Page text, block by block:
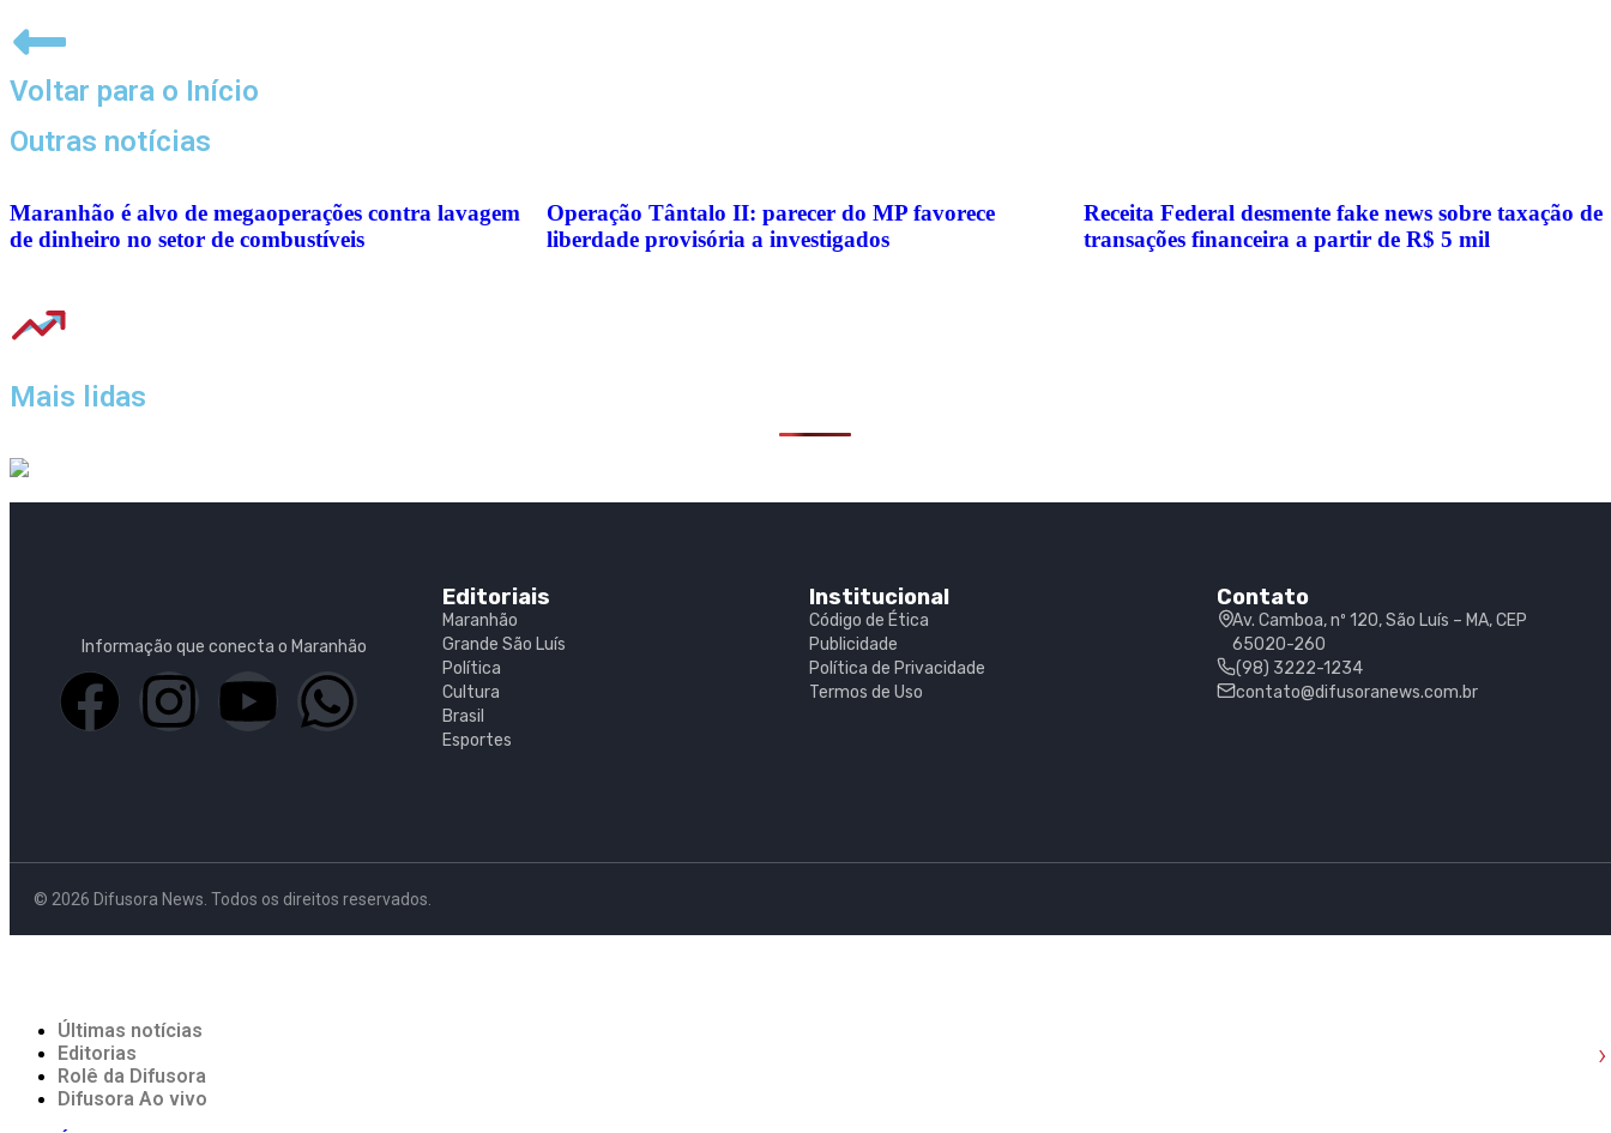
Voltar para o Início
Outras notícias
Maranhão é alvo de megaoperações contra lavagem
de dinheiro no setor de combustíveis
Operação Tântalo II: parecer do MP favorece
liberdade provisória a investigados
Receita Federal desmente fake news sobre taxação de
transações financeira a partir de R$ 5 mil
Mais lidas
Informação que conecta o Maranhão
Editoriais
Maranhão
Grande São Luís
Política
Cultura
Brasil
Esportes
Institucional
Código de Ética
Publicidade
Política de Privacidade
Termos de Uso
Contato
Av. Camboa, nº 120, São Luís – MA, CEP
65020-260
(98) 3222-1234
contato@difusoranews.com.br
© 2026 Difusora News. Todos os direitos reservados.
Últimas notícias
Editorias
›
Rolê da Difusora
Difusora Ao vivo